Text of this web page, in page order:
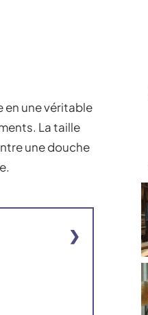
une véritable
La taille
une douche